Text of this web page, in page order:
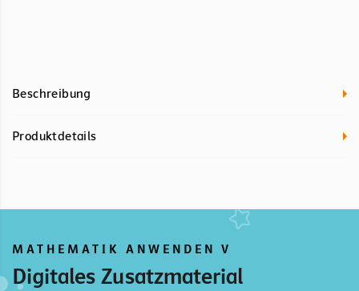
Beschreibung
Produktdetails
MATHEMATIK ANWENDEN V
Digitales Zusatzmaterial